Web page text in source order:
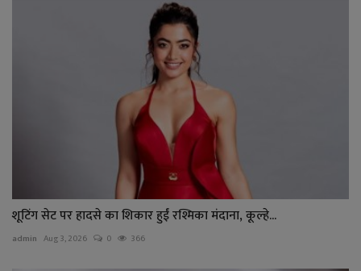
शूटिंग सेट पर हादसे का शिकार हुईं रश्मिका मंदाना, कूल्हे...
admin Aug 3, 2026 0 366